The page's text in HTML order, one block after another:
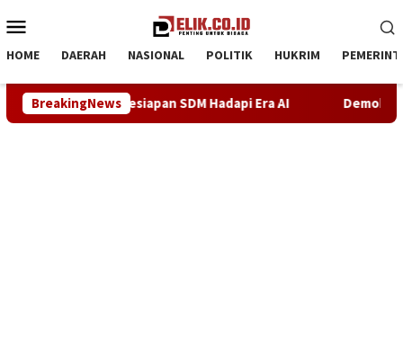
ke
Mobile
HOME DAERAH NASIONAL POLITIK HUKRIM
BreakingNews
Kesiapan SDM Hadapi Era AI Demokrat